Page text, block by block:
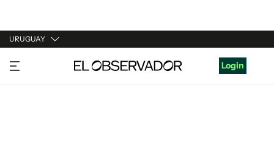
URUGUAY
URUGUAY
ARGENTINA
Login